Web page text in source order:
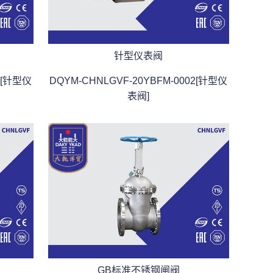
型仪
针型仪表阀
DQYM-CHNLGVF-20YBFM-0002[针型仪
表阀]
GB标准不锈钢闸阀